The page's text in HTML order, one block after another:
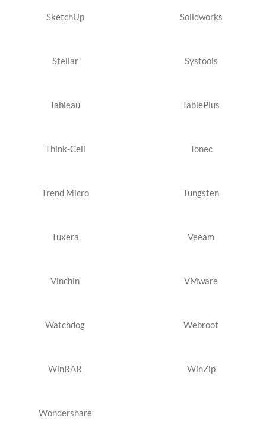
SketchUp Solidworks
Stellar Systools
Tableau TablePlus
Think-Cell Tonec
Trend Micro Tungsten
Tuxera Veeam
Vinchin VMware
Watchdog Webroot
WinRAR WinZip
Wondershare